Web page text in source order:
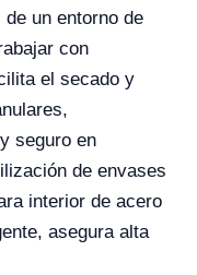
un entorno de
con
el secado y
seguro en
de envases
interior de acero
asegura alta